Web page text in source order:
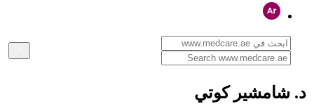
د. شامشير كوتي